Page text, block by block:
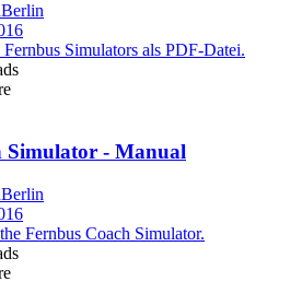
Fernbus Simulators als PDF-Datei.
Simulator - Manual
Fernbus Coach Simulator.